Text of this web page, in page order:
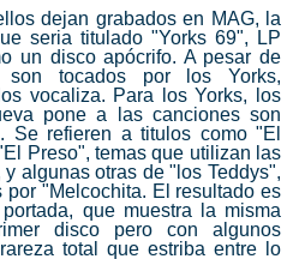
dejan grabados en MAG, la
seria titulado "Yorks 69", LP
un disco apócrifo. A pesar de
tocados por los Yorks,
vocaliza. Para los Yorks, los
pone a las canciones son
Se refieren a titulos como "El
Preso", temas que utilizan las
algunas otras de "los Teddys",
por "Melcochita. El resultado es
que muestra la misma
disco pero con algunos
total que estriba entre lo